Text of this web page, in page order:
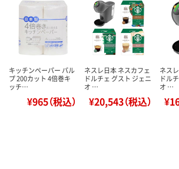
キッチンペーパー パル
プ 200カット 4倍巻キ
ッチ…
¥965（税込）
ネスレ日本 ネスカフェ
ドルチェ グスト ジェニ
オ …
¥20,543（税込）
ネス
ドル
オ …